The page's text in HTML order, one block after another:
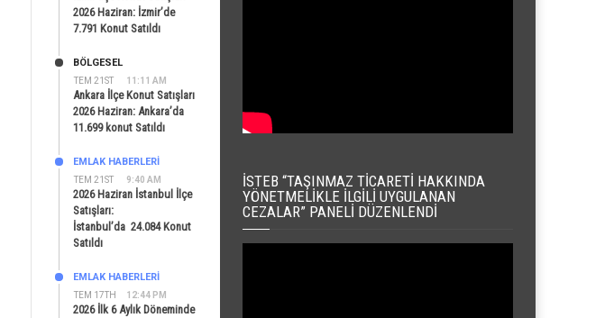
2026 Haziran: İzmir’de
7.791 Konut Satıldı
TEM 21ST 11:11 AM
BÖLGESEL
Ankara İlçe Konut Satışları
2026 Haziran: Ankara’da
11.699 konut Satıldı
TEM 21ST 9:40 AM
EMLAK HABERLERI
2026 Haziran İstanbul İlçe
Satışları:
İstanbul’da 24.084 Konut
Satıldı
TEM 17TH 12:44 PM
EMLAK HABERLERI
2026 İlk 6 Aylık Döneminde
İSTEB “TAŞINMAZ TICARETI HAKKINDA
YÖNETMELIKLE İLGILI UYGULANAN
CEZALAR” PANELI DÜZENLENDI